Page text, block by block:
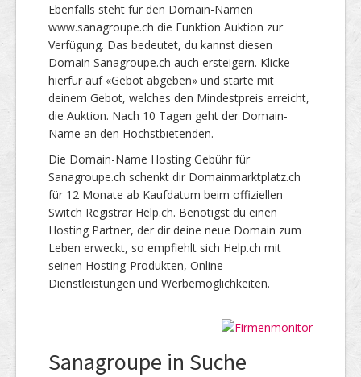
Ebenfalls steht für den Domain-Namen
www.sanagroupe.ch die Funktion Auktion zur
Verfügung. Das bedeutet, du kannst diesen
Domain Sanagroupe.ch auch ersteigern. Klicke
hierfür auf «Gebot abgeben» und starte mit
deinem Gebot, welches den Mindestpreis erreicht,
die Auktion. Nach 10 Tagen geht der Domain-
Name an den Höchstbietenden.
Die Domain-Name Hosting Gebühr für
Sanagroupe.ch schenkt dir Domainmarktplatz.ch
für 12 Monate ab Kaufdatum beim offiziellen
Switch Registrar Help.ch. Benötigst du einen
Hosting Partner, der dir deine neue Domain zum
Leben erweckt, so empfiehlt sich Help.ch mit
seinen Hosting-Produkten, Online-
Dienstleistungen und Werbemöglichkeiten.
Sanagroupe in Suche